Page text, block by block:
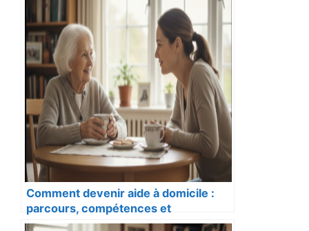
Comment devenir aide à domicile :
parcours, compétences et
opportunités